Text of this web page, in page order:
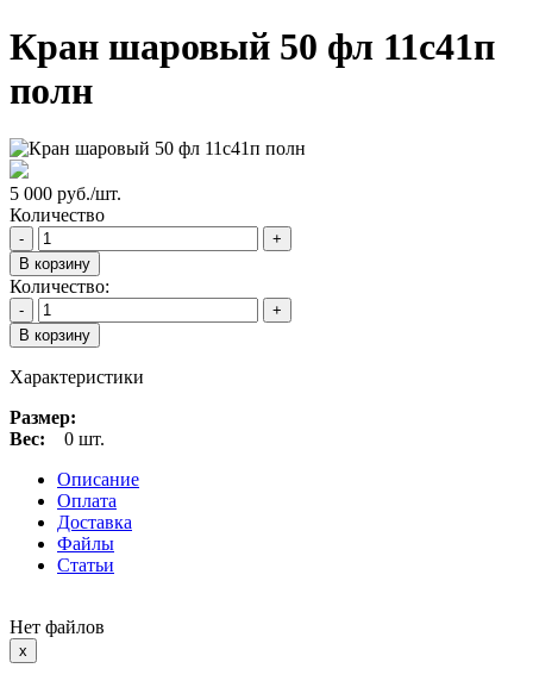
Кран шаровый 50 фл 11с41п
полн
5 000 руб./шт.
Количество
-
+
В корзину
Количество:
-
+
В корзину
Характеристики
Размер:
Вес:
0 шт.
Описание
Оплата
Доставка
Файлы
Статьи
Нет файлов
x